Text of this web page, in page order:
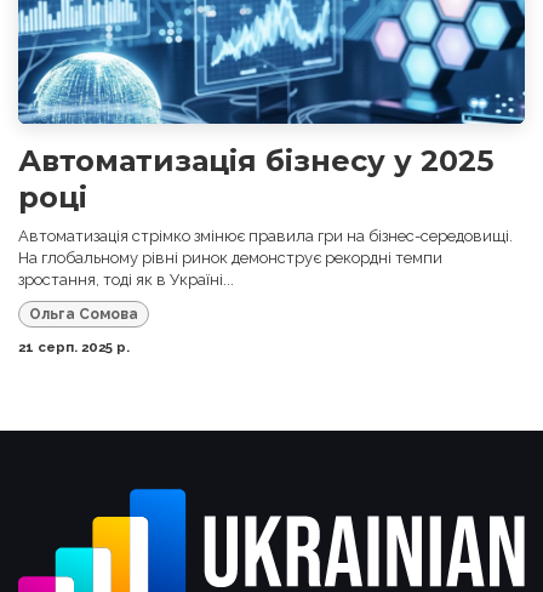
Автоматизація бізнесу у 2025
році
Автоматизація стрімко змінює правила гри на бізнес-середовищі.
На глобальному рівні ринок демонструє рекордні темпи
зростання, тоді як в Україні...
Ольга Сомова
21 серп. 2025 р.